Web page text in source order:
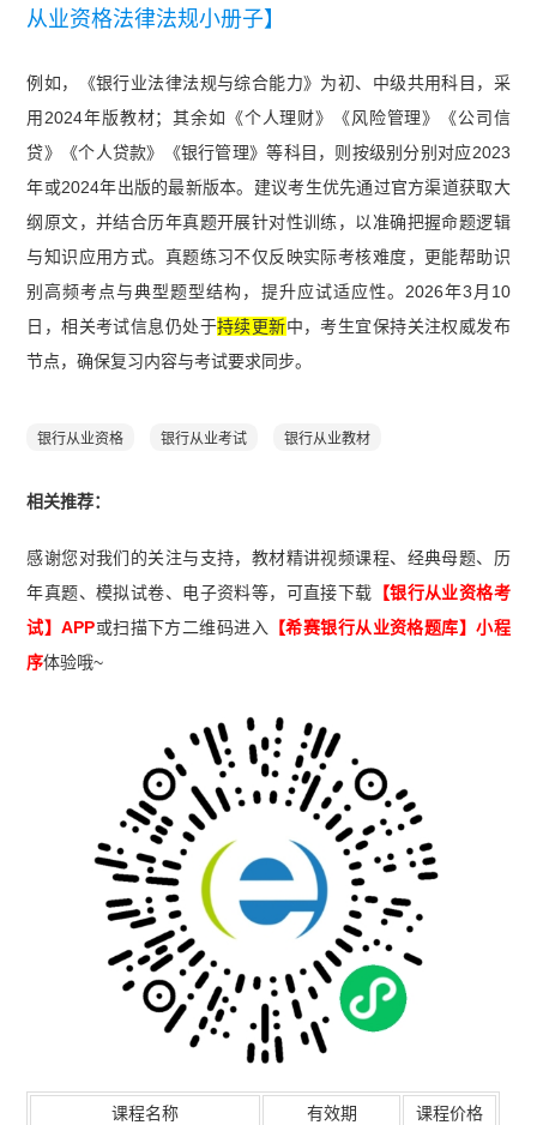
从业资格法律法规小册子】
例如，《银行业法律法规与综合能力》为初、中级共用科目，采
用2024年版教材；其余如《个人理财》《风险管理》《公司信
贷》《个人贷款》《银行管理》等科目，则按级别分别对应2023
年或2024年出版的最新版本。建议考生优先通过官方渠道获取大
纲原文，并结合历年真题开展针对性训练，以准确把握命题逻辑
与知识应用方式。真题练习不仅反映实际考核难度，更能帮助识
别高频考点与典型题型结构，提升应试适应性。2026年3月10
日，相关考试信息仍处于持续更新中，考生宜保持关注权威发布
节点，确保复习内容与考试要求同步。
银行从业资格 银行从业考试 银行从业教材
相关推荐：
感谢您对我们的关注与支持，教材精讲视频课程、经典母题、历
年真题、模拟试卷、电子资料等，可直接下载 【银行从业资格考
试】APP或扫描下方二维码进入 【希赛银行从业资格题库】小程
序体验哦~
课程名称 有效期 课程价格